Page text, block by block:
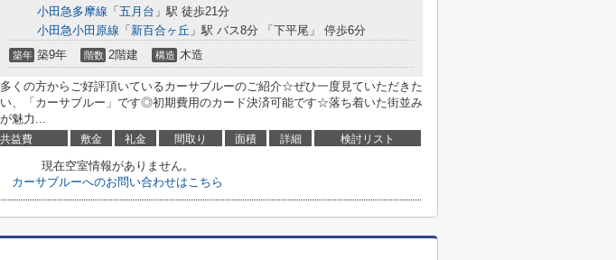
小田急多摩線 「 五月台 」駅 徒歩21分
小田急小田原線 「 新百合ヶ丘 」駅 バス8分 「下平尾」 停歩6分
築年 築9年 階数 2階建 構造 木造
多くの方からご好評頂いているカーサブルーのご紹介☆ぜひ一度見ていただきた
い、「カーサブルー」です◎初期費用のカード決済可能です☆落ち着いた街並み
が魅力...
益費 敷金 礼金 間取り 面積 詳細 検討リスト
現在空室情報がありません。
カーサブルーへのお問い合わせはこちら